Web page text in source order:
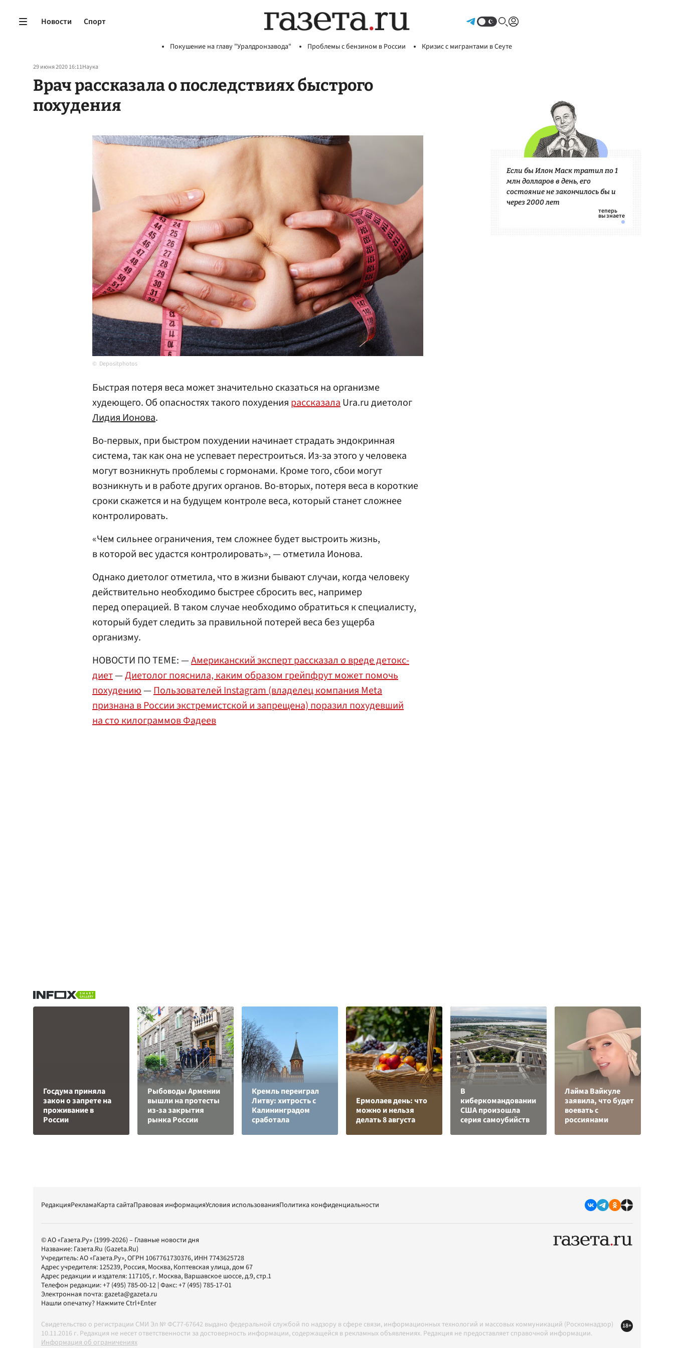
Новости Спорт
Покушение на главу "Уралдронзавода" Проблемы с бензином в России Кризис с мигрантами в Сеуте
29 июня 2020 16:11Наука
Врач рассказала о последствиях быстрого
похудения
Depositphotos
Быстрая потеря веса может значительно сказаться на организме
худеющего. Об опасностях такого похудения рассказалаUra.ru диетолог
Лидия Ионова.
Во-первых, при быстром похудении начинает страдать эндокринная
система, так как она не успевает перестроиться. Из-за этого у человека
могут возникнуть проблемы с гормонами. Кроме того, сбои могут
возникнуть и в работе других органов. Во-вторых, потеря веса в короткие
сроки скажется и на будущем контроле веса, который станет сложнее
контролировать.
«Чем сильнее ограничения, тем сложнее будет выстроить жизнь,
в которой вес удастся контролировать», — отметила Ионова.
Однако диетолог отметила, что в жизни бывают случаи, когда человеку
действительно необходимо быстрее сбросить вес, например
перед операцией. В таком случае необходимо обратиться к специалисту,
который будет следить за правильной потерей веса без ущерба
организму.
НОВОСТИ ПО ТЕМЕ: —Американский эксперт рассказал о вреде детокс-
диет—Диетолог пояснила, каким образом грейпфрут может помочь
похудению—Пользователей Instagram (владелец компания Meta
признана в России экстремистской и запрещена) поразил похудевший
на сто килограммов Фадеев
Если бы Илон Маск тратил по 1
млн долларов в день, его
состояние не закончилось бы и
через 2000 лет
Госдума приняла
закон о запрете на
проживание в
России
Рыбоводы Армении
вышли на протесты
из-за закрытия
рынка России
Кремль переиграл
Литву: хитрость с
Калининградом
сработала
Ермолаев день: что
можно и нельзя
делать 8 августа
В
киберкомандовании
США произошла
серия самоубийств
Лайма Вайкуле
заявила, что будет
воевать с
россиянами
РедакцияРекламаКарта сайтаПравовая информацияУсловия использованияПолитика конфиденциальности
© АО «Газета.Ру» (1999-2026) – Главные новости дня
Название: Газета.Ru (Gazeta.Ru)
Учредитель:АО «Газета.Ру», ОГРН 1067761730376, ИНН 7743625728
Адрес учредителя: 125239, Россия, Москва, Коптевская улица, дом 67
Адрес редакции и издателя: 117105, г. Москва, Варшавское шоссе, д.9, стр.1
Телефон редакции:+7 (495) 785-00-12 | Факс:+7 (495) 785-17-01
Электронная почта:gazeta@gazeta.ru
Нашли опечатку? Нажмите Ctrl+Enter
Свидетельство о регистрации СМИ Эл № ФС77-67642 выдано федеральной службой по надзору в сфере связи, информационных технологий и массовых коммуникаций (Роскомнадзор)
10.11.2016 г. Редакция не несет ответственности за достоверность информации, содержащейся в рекламных объявлениях. Редакция не предоставляет справочной информации.
Информация об ограничениях
18+